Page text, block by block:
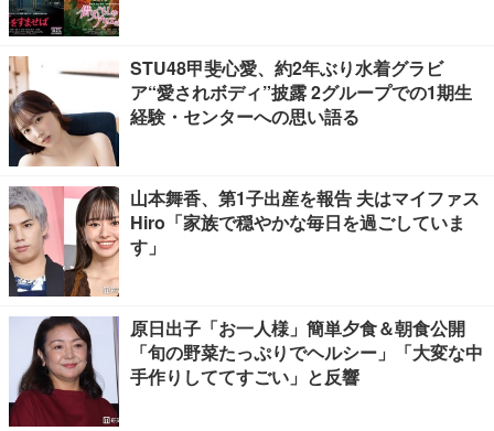
STU48甲斐心愛、約2年ぶり水着グラビ
ア“愛されボディ”披露 2グループでの1期生
経験・センターへの思い語る
山本舞香、第1子出産を報告 夫はマイファス
Hiro「家族で穏やかな毎日を過ごしていま
す」
原日出子「お一人様」簡単夕食＆朝食公開
「旬の野菜たっぷりでヘルシー」「大変な中
手作りしててすごい」と反響